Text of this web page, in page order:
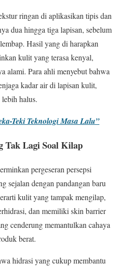
ringan di aplikasikan tipis dan
dua hingga tiga lapisan, sebelum
Hasil yang di harapkan
kulit yang terasa kenyal,
alami. Para ahli menyebut bahwa
kadar air di lapisan kulit,
halus.
Teki Teknologi Masa Lalu”
Tak Lagi Soal Kilap
pergeseran persepsi
sejalan dengan pandangan baru
kulit yang tampak mengilap,
dan memiliki skin barrier
cenderung memantulkan cahaya
berat.
hidrasi yang cukup membantu